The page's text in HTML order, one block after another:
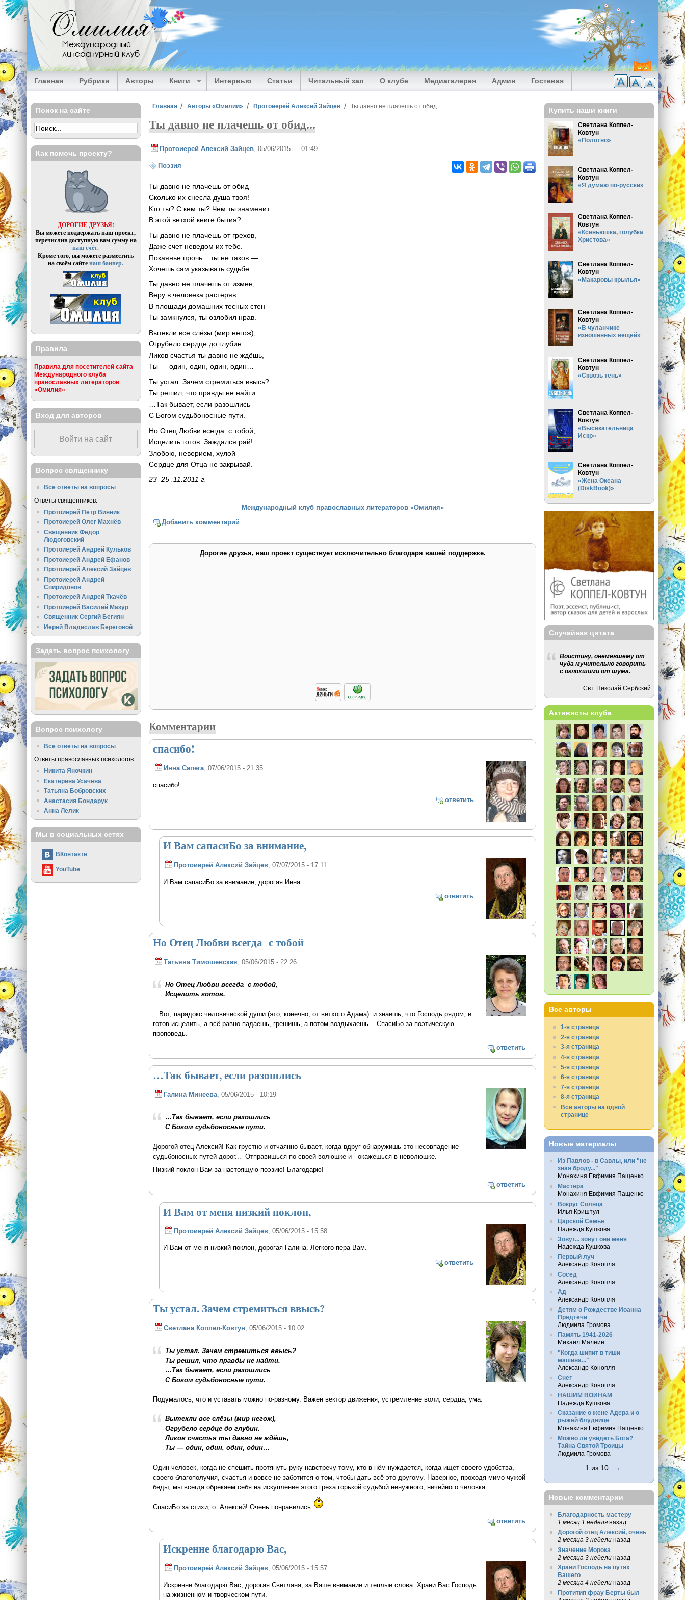
Перейти к основному содержанию
Омилия
Международный
литературный клуб
Главная Рубрики Авторы Книги Интервью Статьи Читальный зал О клубе Медиагалерея Админ Гостевая
Вы здесь
Главная Авторы «Омилии» Протоиерей Алексий Зайцев Ты давно не плачешь от обид...
Ты давно не плачешь от обид...
Протоиерей Алексий Зайцев , 05/06/2015 — 01:49
Поэзия
Ты давно не плачешь от обид —
Сколько их снесла душа твоя!
Кто ты? С кем ты? Чем ты знаменит
В этой ветхой книге бытия?
Ты давно не плачешь от грехов,
Даже счет неведом их тебе.
Покаянье прочь... ты не таков —
Хочешь сам указывать судьбе.
Ты давно не плачешь от измен,
Веру в человека растеряв.
В площади домашних тесных стен
Ты замкнулся, ты озлобил нрав.
Вытекли все слёзы (мир негож),
Огрубело сердце до глубин.
Ликов счастья ты давно не ждёшь,
Ты — один, один, один, один…
Ты устал. Зачем стремиться ввысь?
Ты решил, что правды не найти.
…Так бывает, если разошлись
С Богом судьбоносные пути.
Но Отец Любви всегда с тобой,
Исцелить готов. Заждался рай!
Злобою, неверием, хулой
Сердце для Отца не закрывай.
23–25 .11.2011 г.
Международный клуб православных литераторов «Омилия»
Добавить комментарий
Дорогие друзья, наш проект существует исключительно благодаря вашей поддержке.
Комментарии
спасибо!
Инна Сапега, 07/06/2015 - 21:35
спасибо!
ответить
И Вам сапасиБо за внимание,
Протоиерей Алексий Зайцев, 07/07/2015 - 17:11
И Вам сапасиБо за внимание, дорогая Инна.
ответить
Но Отец Любви всегда с тобой
Татьяна Тимошевская , 05/06/2015 - 22:26
Но Отец Любви всегда с тобой,
Исцелить готов.
Вот, парадокс человеческой души (это, конечно, от ветхого Адама): и знаешь, что Господь рядом, и
готов исцелить, а всё равно падаешь, грешишь, а потом воздыхаешь... СпасиБо за поэтическую
проповедь.
ответить
…Так бывает, если разошлись
Галина Минеева, 05/06/2015 - 10:19
…Так бывает, если разошлись
С Богом судьбоносные пути.
Дорогой отец Алексий! Как грустно и отчаянно бывает, когда вдруг обнаружишь это несовпадение
судьбоносных путей-дорог... Отправишься по своей волюшке и - окажешься в неволюшке.
Низкий поклон Вам за настоящую поэзию! Благодарю!
ответить
И Вам от меня низкий поклон,
Протоиерей Алексий Зайцев, 05/06/2015 - 15:58
И Вам от меня низкий поклон, дорогая Галина. Легкого пера Вам.
ответить
Ты устал. Зачем стремиться ввысь?
Светлана Коппел-Ковтун, 05/06/2015 - 10:02
Ты устал. Зачем стремиться ввысь?
Ты решил, что правды не найти.
…Так бывает, если разошлись
С Богом судьбоносные пути.
Подумалось, что и уставать можно по-разному. Важен вектор движения, устремление воли, сердца, ума.
Вытекли все слёзы (мир негож),
Огрубело сердце до глубин.
Ликов счастья ты давно не ждёшь,
Ты — один, один, один, один…
Один человек, когда не спешить протянуть руку навстречу тому, кто в нём нуждается, когда ищет своего удобства,
своего благополучия, счастья и вовсе не заботится о том, чтобы дать всё это другому. Наверное, проходя мимо чужой
беды, мы всегда обрекаем себя на искупление этого греха горькой судьбой ненужного, ничейного человка.
СпасиБо за стихи, о. Алексий! Очень понравились
ответить
Искренне благодарю Вас,
Протоиерей Алексий Зайцев, 05/06/2015 - 15:57
Искренне благодарю Вас, дорогая Светлана, за Ваше внимание и теплые слова. Храни Вас Господь
на жизненном и творческом пути.
Поиск на сайте
Как помочь проекту?
ДОРОГИЕ ДРУЗЬЯ!
Вы можете поддержать наш проект,
перечислив доступную вам сумму на
наш счёт.
Кроме того, вы можете разместить
на своём сайтенаш баннер.
Правила
Правила для посетителей сайта
Международного клуба
православных литераторов
«Омилия»
Вход для авторов
Войти на сайт
Вопрос священнику
Все ответы на вопросы
Ответы священников:
Протоиерей Пётр Винник
Протоиерей Олег Махнёв
Священник Федор
Людоговский
Протоиерей Андрей Кульков
Протоиерей Андрей Ефанов
Протоиерей Алексий Зайцев
Протоиерей Андрей
Спиридонов
Протоиерей Андрей Ткачёв
Протоиерей Василий Мазур
Священник Сергий Бегиян
Иерей Владислав Береговой
Задать вопрос психологу
Вопрос психологу
Все ответы на вопросы
Ответы православных психологов:
Никита Яночкин
Екатерина Усачева
Татьяна Бобровских
Анастасия Бондарук
Анна Лелик
Мы в социальных сетях
ВКонтакте
YouTube
Купить наши книги
Светлана Коппел-
Ковтун
«Полотно»
Светлана Коппел-
Ковтун
«Я думаю по-русски»
Светлана Коппел-
Ковтун
«Ксеньюшка, голубка
Христова»
Светлана Коппел-
Ковтун
«Макаровы крылья»
Светлана Коппел-
Ковтун
«В чуланчике
изношенных вещей»
Светлана Коппел-
Ковтун
«Сквозь тень»
Светлана Коппел-
Ковтун
«Высекательница
Искр»
Светлана Коппел-
Ковтун
«Жена Океана
(DiskBook)»
Случайная цитата
Воистину, онемевшему от
чуда мучительно говорить
с оглохшими от шума.
Свт. Николай Сербский
Активисты клуба
Все авторы
1-я страница
2-я страница
3-я страница
4-я страница
5-я страница
6-я страница
7-я страница
8-я страница
Все авторы на одной
странице
Новые материалы
Из Павлов - в Савлы, или "не
зная броду..."
Монахиня Евфимия Пащенко
Мастера
Монахиня Евфимия Пащенко
Вокруг Солнца
Илья Криштул
Царской Семье
Надежда Кушкова
Зовут... зовут они меня
Надежда Кушкова
Первый луч
Александр Конопля
Сосед
Александр Конопля
Ад
Александр Конопля
Детям о Рождестве Иоанна
Предтечи
Людмила Громова
Память 1941-2026
Михаил Малеин
"Когда шипит в тиши
машина..."
Александр Конопля
Снег
Александр Конопля
НАШИМ ВОИНАМ
Надежда Кушкова
Сказание о жене Адера и о
рыжей блуднице
Монахиня Евфимия Пащенко
Можно ли увидеть Бога?
Тайна Святой Троицы
Людмила Громова
1 из 10 →
Новые комментарии
Благодарность мастеру
1 месяц 1 неделяназад
Дорогой отец Алексий, очень
2 месяца 3 неделиназад
Значение Морока
2 месяца 3 неделиназад
Храни Господь на путях
Вашего
2 месяца 4 неделиназад
Протитип фрау Берты был